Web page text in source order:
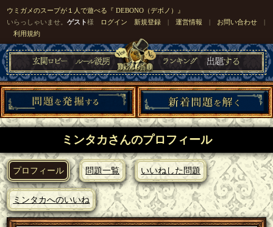
ウミガメのスープが１人で遊べる『 DEBONO（デボノ）』
いらっしゃいませ。ゲスト様 ログイン 新規登録 |運営情報 | お問い合わせ |
利用規約
ミンタカさんのプロフィール
プロフィール 問題一覧 いいねした問題
ミンタカへのいいね